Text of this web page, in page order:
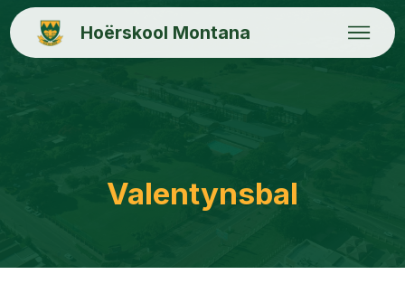
Hoërskool Montana
Valentynsbal